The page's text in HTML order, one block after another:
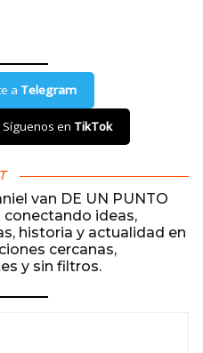
a Telegram
Síguenos en TikTok
van DE UN PUNTO
conectando ideas,
historia y actualidad en
cercanas,
y sin filtros.